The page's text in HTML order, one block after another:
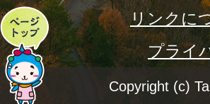
ペ
ー
ジ
リンクに
プライ
Copyright (c)